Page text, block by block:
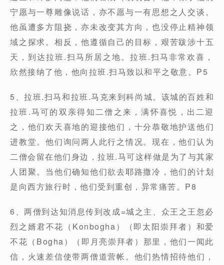
宁愿与一尊雕像说话，亦不愿与一有思想之人交谈。
他虽遭多方阻挠，亦未改变其方向，也没停止精神领
域之探求。相反，他遵循自己的目标，艰苦跋涉十五
天，到达拉班.扫马所居之地。拉班.扫马非常欢喜，
欣然接纳了他，他向拉班.扫马致以和平之敬意。P5
5、拉班.扫马和拉班.马克来到科尚城。该城的百姓和
拉班.马可的双亲得知二僧之来，满怀喜悦，出二迎
之，他们欢天喜地的迎接他们，十分恭敬地护送他们
进教堂。他们询问两人此行之情况。现在，他们认为
二僧会留在他们身边，拉班.马可这样做是为了与其家
人团聚。当他们确知他们欲去耶路撒冷，他们的计划
是向西方旅行时，他们受到重创，异常痛苦。P8
6、两僧到达知消息传到改成=城之主、众王之王忽必
烈之婿君不花（Konbogha）（即太阳崇拜者）和爱
不花（Bogha）（即月亮崇拜者）那里，他们一闻此
信，火速差信使带两僧道营帐。他们热情招待他们，